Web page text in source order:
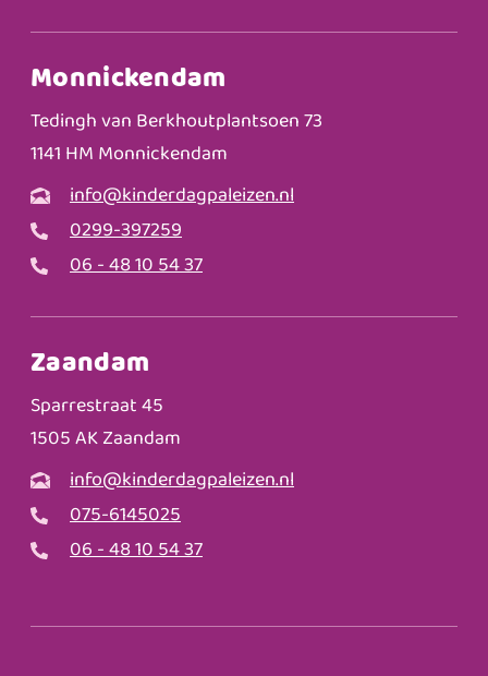
Monnickendam
Tedingh van Berkhoutplantsoen 73
1141 HM Monnickendam
info@kinderdagpaleizen.nl
0299-397259
06 - 48 10 54 37
Zaandam
Sparrestraat 45
1505 AK Zaandam
info@kinderdagpaleizen.nl
075-6145025
06 - 48 10 54 37